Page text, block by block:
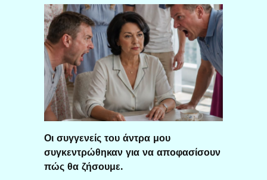
Οι συγγενείς του άντρα μου
συγκεντρώθηκαν για να αποφασίσουν
πώς θα ζήσουμε.